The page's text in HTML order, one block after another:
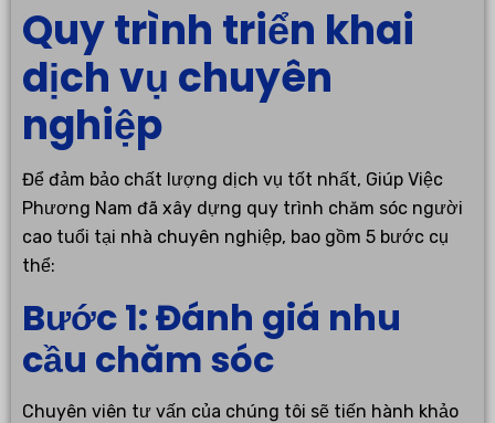
Quy trình triển khai
dịch vụ chuyên
nghiệp
Để đảm bảo chất lượng dịch vụ tốt nhất, Giúp Việc
Phương Nam đã xây dựng quy trình chăm sóc người
cao tuổi tại nhà chuyên nghiệp, bao gồm 5 bước cụ
thể:
Bước 1: Đánh giá nhu
cầu chăm sóc
Chuyên viên tư vấn của chúng tôi sẽ tiến hành khảo